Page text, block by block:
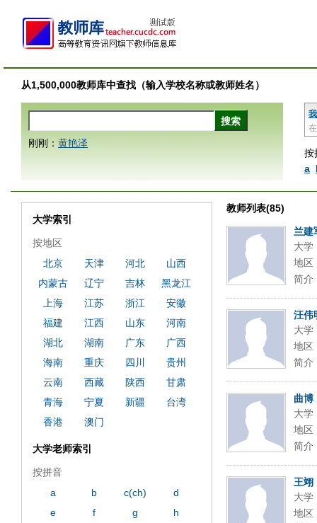
从1,500,000教师库中查找（输入学校名称或教师姓名）
按
a
刚刚： 黄艳泽
教师列表(85)
兰建
大学
地区
简介
汪伟
大学
地区
简介
曲博
大学
地区
简介
王翊
大学
地区
大学索引
按地区
北京
天津 河北
山西
内蒙古
辽宁 吉林
黑龙江
上海
江苏 浙江
安徽
福建
江西 山东
河南
湖北
湖南 广东
广西
海南
重庆 四川
贵州
云南
西藏 陕西
甘肃
青海
宁夏 新疆
台湾
香港
澳门
大学老师索引
按拼音
a
b c(ch)
d
e
f g
h